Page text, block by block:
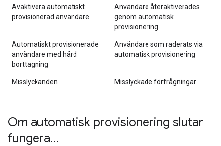
Avaktivera automatiskt
provisionerad användare
Användare återaktiverades
genom automatisk
provisionering
Automatiskt provisionerade
användare med hård
borttagning
Användare som raderats via
automatisk provisionering
Misslyckanden Misslyckade förfrågningar
Om automatisk provisionering slutar
fungera…